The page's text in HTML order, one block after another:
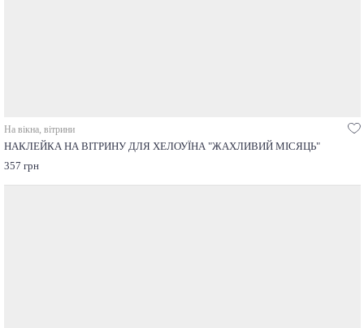
На вікна, вітрини
НАКЛЕЙКА НА ВІТРИНУ ДЛЯ ХЕЛОУЇНА "ЖАХЛИВИЙ МІСЯЦЬ"
357 грн